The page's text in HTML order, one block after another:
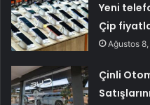
Yeni
Çip
Ağustos
Çinli